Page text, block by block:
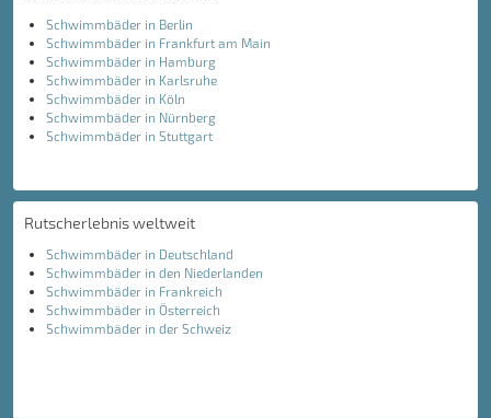
Schwimmbäder in Berlin
Schwimmbäder in Frankfurt am Main
Schwimmbäder in Hamburg
Schwimmbäder in Karlsruhe
Schwimmbäder in Köln
Schwimmbäder in Nürnberg
Schwimmbäder in Stuttgart
Rutscherlebnis weltweit
Schwimmbäder in Deutschland
Schwimmbäder in den Niederlanden
Schwimmbäder in Frankreich
Schwimmbäder in Österreich
Schwimmbäder in der Schweiz